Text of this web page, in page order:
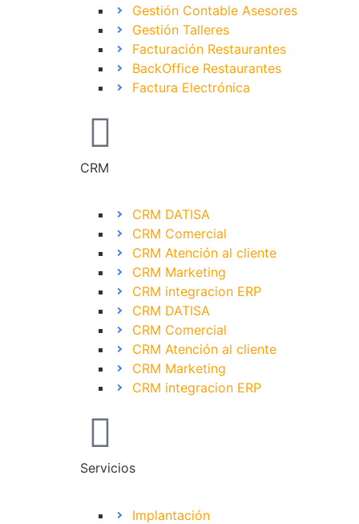
Gestión Contable Asesores
Gestión Talleres
Facturación Restaurantes
BackOffice Restaurantes
Factura Electrónica
CRM
CRM DATISA
CRM Comercial
CRM Atención al cliente
CRM Marketing
CRM integracion ERP
CRM DATISA
CRM Comercial
CRM Atención al cliente
CRM Marketing
CRM integracion ERP
Servicios
Implantación